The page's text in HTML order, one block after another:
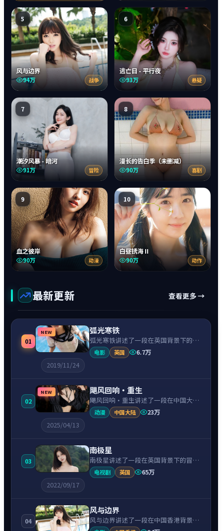
5
风与边界
94万 战争
6
逃亡日 - 平行夜
93万 悬疑
7
潮汐风暴 - 暗河
91万 冒险
8
漫长的告白季（未删减）
90万 喜剧
9
血之彼岸
90万 动漫
10
白昼锈海 II
90万 动作
最新更新 查看更多 →
01
NEW 弧光寒铁
弧光寒铁讲述了一段在英国背景下的惊
悚故事，围绕基里安·墨菲饰演的主角
逐层展开，人物动机与命运转折相互牵
电影 英国
6.7万
2019/11/24
02
NEW 飓风回响·重生
飓风回响·重生讲述了一段在中国大陆
背景下的犯罪故事，围绕朱一龙饰演的
主角逐层展开，人物动机与命运转折相
动漫 中国大陆
23万
2025/04/13
03
南极星
南极星讲述了一段在英国背景下的冒险
故事，围绕凯特·温斯莱特饰演的主角
逐层展开，人物动机与命运转折相互牵
电视剧 英国
65万
2022/09/17
04
风与边界
风与边界讲述了一段在中国香港背景下